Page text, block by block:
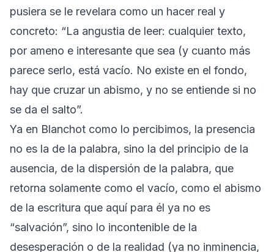
pusiera se le revelara como un hacer real y
concreto: “La angustia de leer: cualquier texto,
por ameno e interesante que sea (y cuanto más
parece serlo, está vacío. No existe en el fondo,
hay que cruzar un abismo, y no se entiende si no
se da el salto”.
Ya en Blanchot como lo percibimos, la presencia
no es la de la palabra, sino la del principio de la
ausencia, de la dispersión de la palabra, que
retorna solamente como el vacío, como el abismo
de la escritura que aquí para él ya no es
“salvación”, sino lo incontenible de la
desesperación o de la realidad (ya no inminencia,